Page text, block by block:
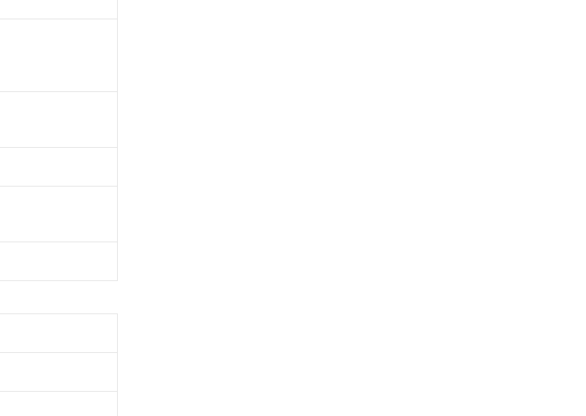
「販売ネットワーク
の承諾なく第三者に漏洩または開示しないようお願いしま
）をご利用いただくには、I-Webメンバーズにご登録され
された部品リストについて、当社および当社の共同利用者
との取引・商談に必要な範囲で利用することをご了承くだ
後することがあります。
で、過去に遡って非含有を証明するものではありません。
対応では、対応完了までの期間は出荷製品に未対応品が
りました。
下であることを示します。
部に漏えいし、環境に深刻な影響を及ぼさない年数を意
せください。
は、上記1、2および3の内容を当該第三者に通知します。
係者が違法に輸出するおそれがある場合は、取り引きをい
お客様のお取引先、またはお客様担当のオムロン制御
さい)